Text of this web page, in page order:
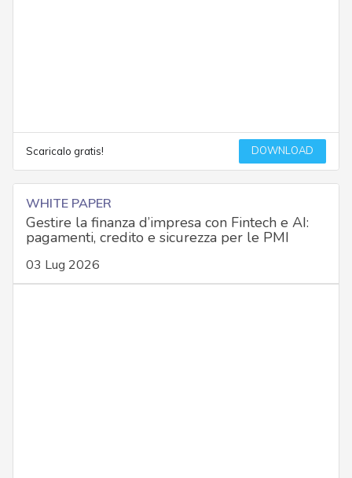
Scaricalo gratis! DOWNLOAD
WHITE PAPER
Gestire la finanza d’impresa con Fintech e AI:
pagamenti, credito e sicurezza per le PMI
03 Lug 2026